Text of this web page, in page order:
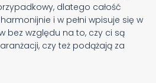
dlatego całość
i w pełni wpisuje się w
bez względu na to, czy ci są
czy też podążają za